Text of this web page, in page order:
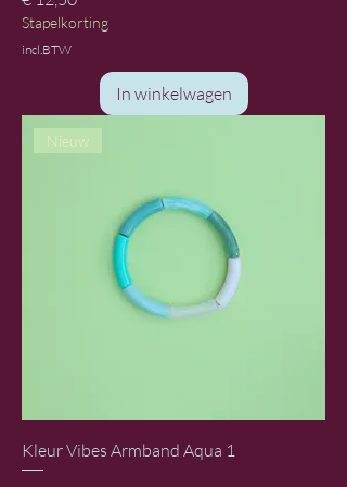
Stapelkorting
incl.BTW
In winkelwagen
Nieuw
Kleur Vibes Armband Aqua 1